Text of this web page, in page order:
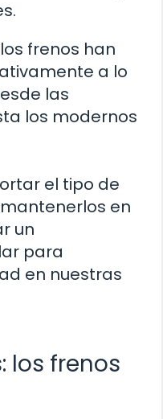
frenos han
a lo
las
los modernos
el tipo de
en
un
para
en nuestras
los frenos